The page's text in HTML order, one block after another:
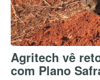
Agritech vê
com Plano